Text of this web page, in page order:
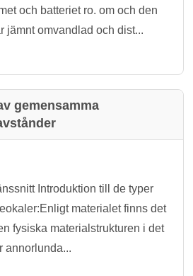
och batteriet ro. om och den
jämnt omvandlad och dist...
gemensamma
Introduktion till de typer
materialet finns det
fysiska materialstrukturen i det
annorlunda...